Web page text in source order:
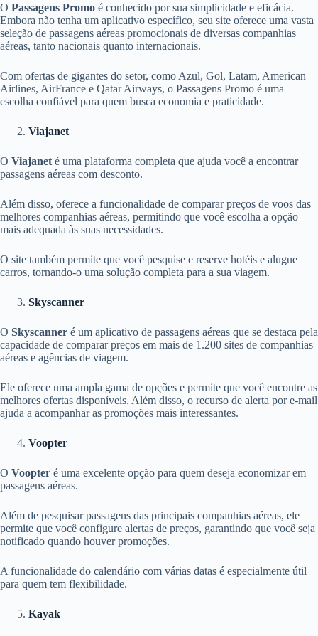
O Passagens Promo é conhecido por sua simplicidade e eficácia.
Embora não tenha um aplicativo específico, seu site oferece uma vasta
seleção de passagens aéreas promocionais de diversas companhias
aéreas, tanto nacionais quanto internacionais.
Com ofertas de gigantes do setor, como Azul, Gol, Latam, American
Airlines, AirFrance e Qatar Airways, o Passagens Promo é uma
escolha confiável para quem busca economia e praticidade.
Viajanet
O Viajanet é uma plataforma completa que ajuda você a encontrar
passagens aéreas com desconto.
Além disso, oferece a funcionalidade de comparar preços de voos das
melhores companhias aéreas, permitindo que você escolha a opção
mais adequada às suas necessidades.
O site também permite que você pesquise e reserve hotéis e alugue
carros, tornando-o uma solução completa para a sua viagem.
Skyscanner
O Skyscanner é um aplicativo de passagens aéreas que se destaca pela
capacidade de comparar preços em mais de 1.200 sites de companhias
aéreas e agências de viagem.
Ele oferece uma ampla gama de opções e permite que você encontre as
melhores ofertas disponíveis. Além disso, o recurso de alerta por e-mail
ajuda a acompanhar as promoções mais interessantes.
Voopter
O Voopter é uma excelente opção para quem deseja economizar em
passagens aéreas.
Além de pesquisar passagens das principais companhias aéreas, ele
permite que você configure alertas de preços, garantindo que você seja
notificado quando houver promoções.
A funcionalidade do calendário com várias datas é especialmente útil
para quem tem flexibilidade.
Kayak